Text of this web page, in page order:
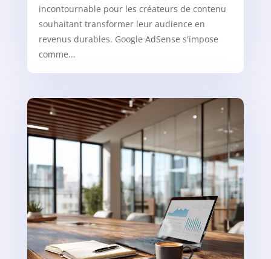
incontournable pour les créateurs de contenu
souhaitant transformer leur audience en
revenus durables. Google AdSense s'impose
comme...